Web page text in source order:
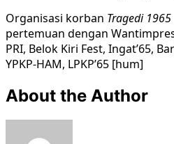
Organisasi korban Tragedi 1965
pertemuan dengan
PRI, Belok Kiri Fest, Ingat’65,
YPKP-HAM, LPKP’65 [hum]
About the Author